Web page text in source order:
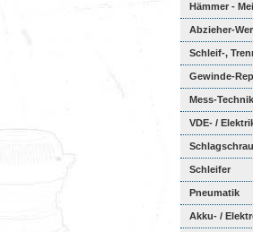
Hämmer -
Abzieher-
Schleif-,
Gewinde-
Mess-Technik
VDE- /
Ratschenschra...
Schleifer
Pneumatik
Akku- /